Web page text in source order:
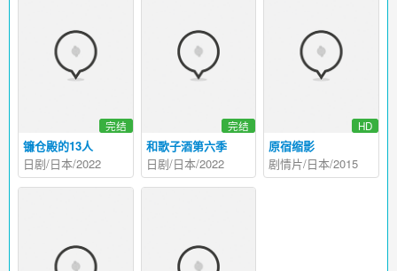
镰仓殿的13人
完结
日剧/日本/2022
和歌子酒第六季
完结
日剧/日本/2022
原宿缩影
HD
剧情片/日本/2015